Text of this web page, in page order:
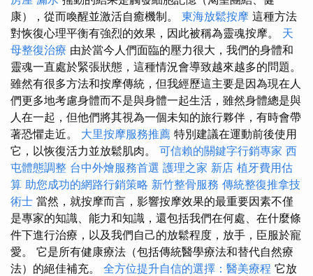
康），從而喚醒並激活自癒機制。 東海放鬆按摩 這種方法
對恢復心理平衡有強烈的效果，因此被稱為靈魂按摩。 天
母整復治療 由於當今人們面臨的壓力很大，我們的身體和
靈魂一直處於緊張狀態，這種情況會導致越來越多的問題。
雖然有很多方法和按摩傳統，但我經歷這主要是因為現在人
們更多地考慮身體而不是與身體一起生活，雖然身體總是與
人在一起，但他們將其視為一個未知的旅行夥伴，有時會帶
著恐懼走近。 大里按摩服務推薦 特別建議在運動前後使用
它，以恢復活力並放鬆肌肉。 可信賴的關鍵字行銷專家 西
屯體態調整 台中外燴服務首選 護理之家 新店 植牙費用估
算 助您成功的網路行銷策略 新竹整骨服務 傳統整復推拿技
術士 當然，就按摩而言，影響按摩效果的最重要因素不僅
是專家的知識、能力和知識，還包括我們在何處、在什麼條
件下進行治療，以及我們自己的放鬆程度，放手，臣服於寵
愛。 它是所有健康療法（包括傳統醫學療法和替代自然療
法）的絕佳補充。 全方位提升自信的選擇：醫美療程 它放